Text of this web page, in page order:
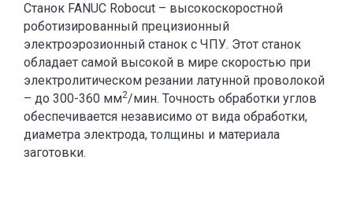
Станок FANUC Robocut – высокоскоростной
роботизированный прецизионный
электроэрозионный станок с ЧПУ. Этот станок
обладает самой высокой в мире скоростью при
электролитическом резании латунной проволокой
– до 300-360 мм2/мин. Точность обработки углов
обеспечивается независимо от вида обработки,
диаметра электрода, толщины и материала
заготовки.